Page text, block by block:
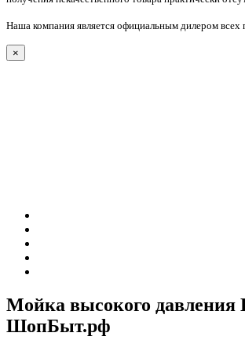
Наша компания является официальным дилером
×
Мойка высокого давления
ШопБыт.рф